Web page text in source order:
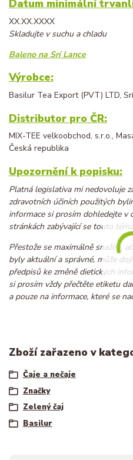
Datum minimální
XX.XX.XXXX
Skladujte v suchu a chladu
Baleno na Srí Lance
Výrobce:
Basilur Tea Export (PVT) LTD,
Distributor pro ČR:
MIX-TEE velkoobchod, s.r.o.,
Česká republika
Upozornění k popisku:
Platná legislativa mi nedovoluje
zdravotních účiních použitých
informace si prosím dohledejte v
stránkách zabývající se touto
Přestože se maximálně snažím,
byly aktuální a správné, může
předpisů ke změně dietických
si prosím vždy přečtěte etiketu
a pouze na informace, které se
Zboží zařazeno v
Čaje a nečaje
Značky
Zelený čaj
Basilur